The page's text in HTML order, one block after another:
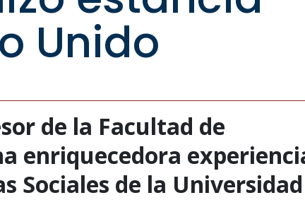
Unido
de la Facultad de
enriquecedora
Sociales de la